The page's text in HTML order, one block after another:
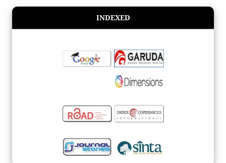
INDEXED